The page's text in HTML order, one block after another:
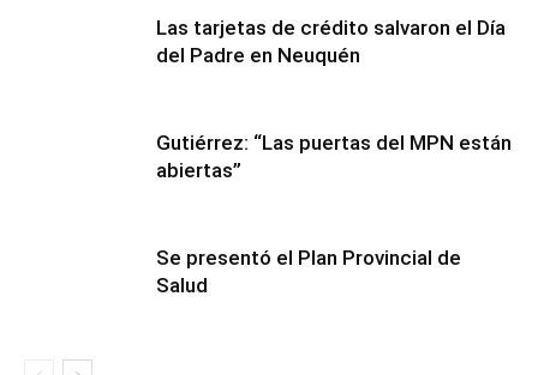
Las tarjetas de crédito salvaron el Día
del Padre en Neuquén
Gutiérrez: “Las puertas del MPN están
abiertas”
Se presentó el Plan Provincial de
Salud